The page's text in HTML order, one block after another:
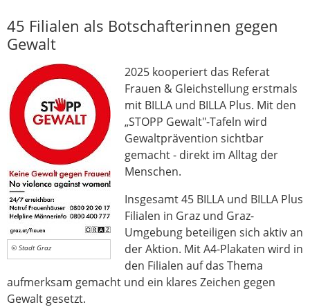
45 Filialen als Botschafterinnen gegen
Gewalt
© Stadt Graz
2025 kooperiert das Referat
Frauen & Gleichstellung erstmals
mit BILLA und BILLA Plus. Mit den
„STOPP Gewalt"-Tafeln wird
Gewaltprävention sichtbar
gemacht - direkt im Alltag der
Menschen.
Insgesamt 45 BILLA und BILLA Plus
Filialen in Graz und Graz-
Umgebung beteiligen sich aktiv an
der Aktion. Mit A4-Plakaten wird in
den Filialen auf das Thema
aufmerksam gemacht und ein klares Zeichen gegen
Gewalt gesetzt.